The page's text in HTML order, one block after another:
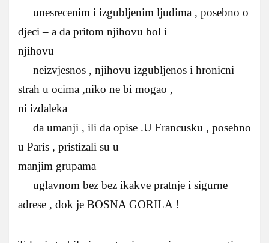
unesrecenim i izgubljenim ljudima , posebno o
djeci – a da pritom njihovu bol i
njihovu
neizvjesnos , njihovu izgubljenos i hronicni
strah u ocima ,niko ne bi mogao ,
ni izdaleka
da umanji , ili da opise .U Francusku , posebno
u Paris , pristizali su u
manjim grupama –
uglavnom bez bez ikakve pratnje i sigurne
adrese , dok je BOSNA GORILA !